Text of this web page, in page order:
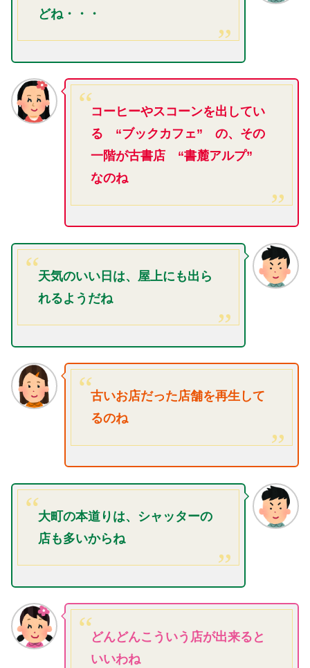
どね・・・
コーヒーやスコーンを出してい
る “ブックカフェ” の、その
一階が古書店 “書麓アルプ”
なのね
天気のいい日は、屋上にも出ら
れるようだね
古いお店だった店舗を再生して
るのね
大町の本道りは、シャッターの
店も多いからね
どんどんこういう店が出来ると
いいわね